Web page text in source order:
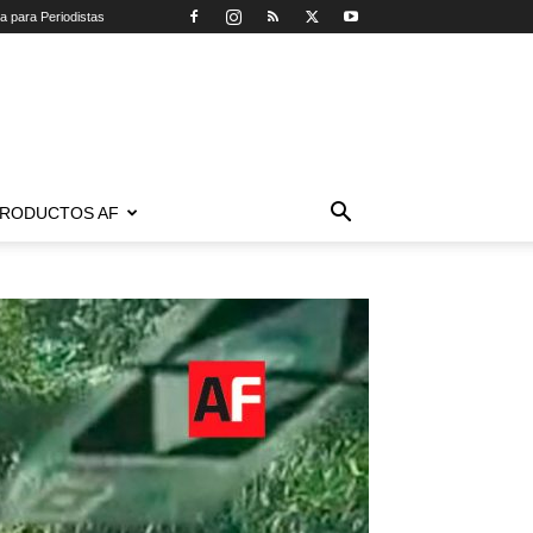
para Periodistas
AF